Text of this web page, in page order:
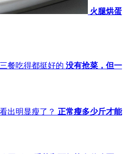
火腿烘蛋
没有抢菜，但一
正常瘦多少斤才能